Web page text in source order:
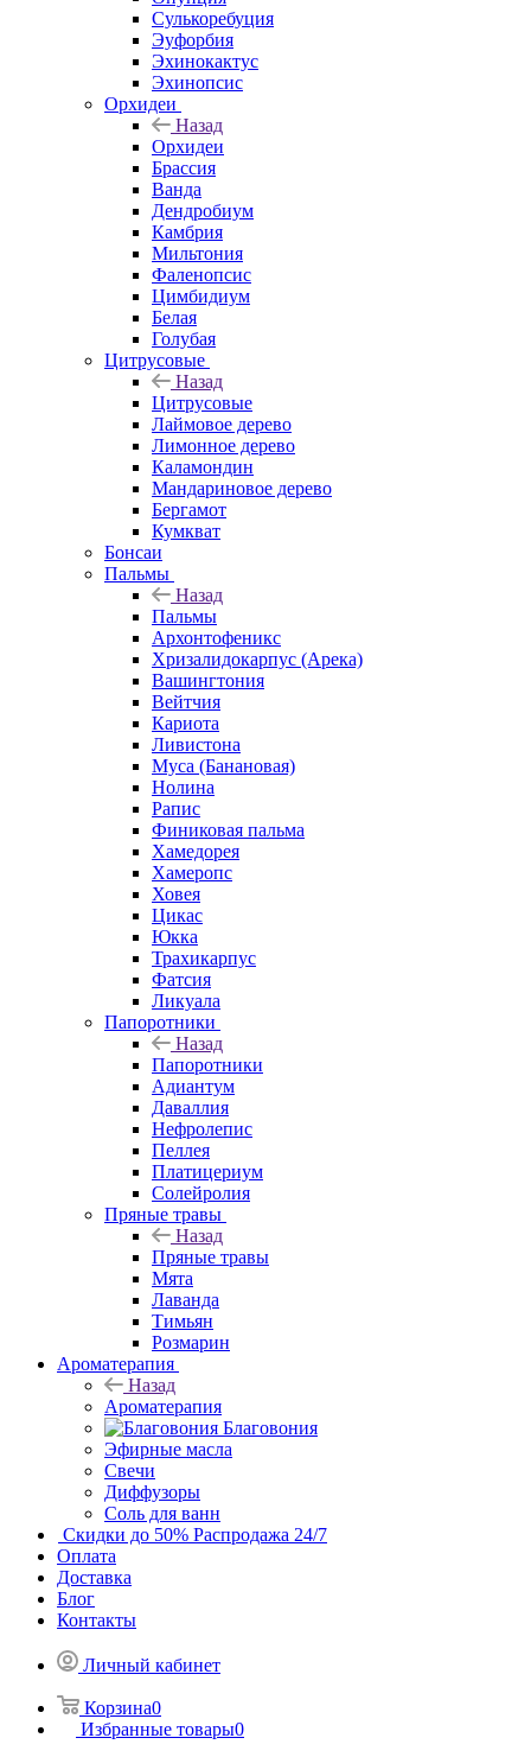
Сулькоребуция
Эуфорбия
Эхинокактус
Эхинопсис
Орхидеи
Назад
Орхидеи
Брассия
Ванда
Дендробиум
Камбрия
Мильтония
Фаленопсис
Цимбидиум
Белая
Голубая
Цитрусовые
Назад
Цитрусовые
Лаймовое дерево
Лимонное дерево
Каламондин
Мандариновое дерево
Бергамот
Кумкват
Бонсаи
Пальмы
Назад
Пальмы
Архонтофеникс
Хризалидокарпус (Арека)
Вашингтония
Вейтчия
Кариота
Ливистона
Муса (Банановая)
Нолина
Рапис
Финиковая пальма
Хамедорея
Хамеропс
Ховея
Цикас
Юкка
Трахикарпус
Фатсия
Ликуала
Папоротники
Назад
Папоротники
Адиантум
Даваллия
Нефролепис
Пеллея
Платицериум
Солейролия
Пряные травы
Назад
Пряные травы
Мята
Лаванда
Тимьян
Розмарин
Ароматерапия
Назад
Ароматерапия
Благовония
Эфирные масла
Свечи
Диффузоры
Соль для ванн
Скидки до 50% Распродажа 24/7
Оплата
Доставка
Блог
Контакты
Личный кабинет
Корзина0
Избранные товары0